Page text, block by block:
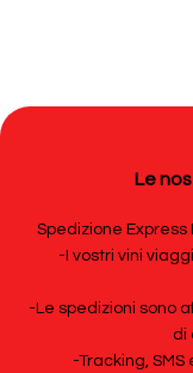
Le
Spedizione
-I vostri vini
-Le spedizioni sono
di
-Tracking,